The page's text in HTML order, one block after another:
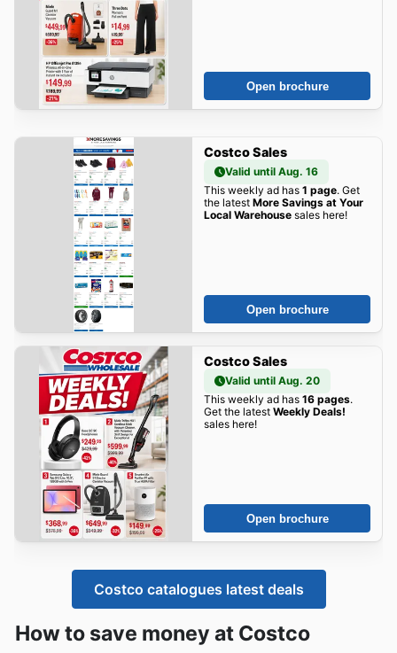
Open brochure
Costco Sales
Valid until Aug. 16
This weekly ad has 1 page. Get
the latest More Savings at Your
Local Warehousesales here!
Open brochure
Costco Sales
Valid until Aug. 20
This weekly ad has 16 pages.
Get the latest Weekly Deals!
sales here!
Open brochure
Costco catalogues latest deals
How to save money at Costco